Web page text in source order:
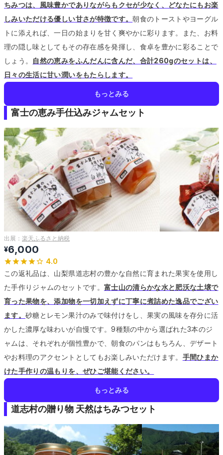
ちみつは、風味豊かでありながらもクセが少なく、どなたにもお楽
しみいただける優しい甘さが特徴です。朝食のトーストやヨーグル
トに添えれば、一日の始まりを甘く爽やかに彩ります。
また、お料
理の隠し味としてもその存在感を発揮し、食卓を豊かに彩ることで
しょう。 自然の恵みをふんだんに含んだ、合計260gのセットは、
日々の生活に甘い潤いをもたらします。
もっとみる
富士の恵み手仕込みジャムセット
出展： 楽天ふるさと納税
¥6,000
4.0
この返礼品は、山梨県道志村の豊かな自然に育まれた果実を使用し
た手作りジャムのセットです。 富士山の清らかな水と肥沃な土壌で
育った果物を、添加物を一切加えずに丁寧に煮詰めた逸品でござい
ます。砂糖とレモン果汁のみで味付けをし、果実の風味を存分に活
かした濃厚な味わいが自慢です。9種類の中から選ばれた3本のジ
ャムは、それぞれが個性豊かで、朝食のパンはもちろん、デザート
やお料理のアクセントとしてもお楽しみいただけます。 手間ひまか
けた手作りの温もりを、ぜひご堪能ください。
もっとみる
道志村の贈り物 天然はちみつセット